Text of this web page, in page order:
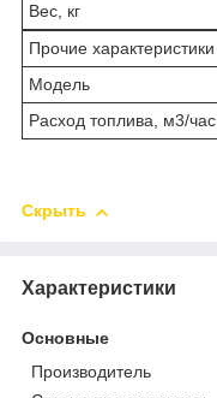
Вес, кг
Прочие характеристики
Модель
Расход топлива, м3/час
Скрыть
Характеристики
Основные
Производитель